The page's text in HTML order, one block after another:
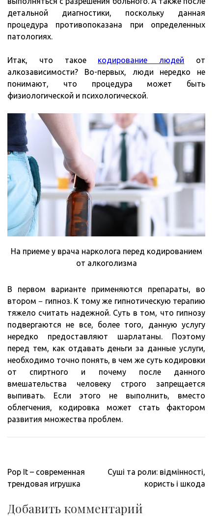
детальной диагностики, поскольку данная
процедура противопоказана при определенных
патологиях.
Итак, что такое кодирование людей от
алкозависимости? Во-первых, люди нередко не
понимают, что процедура может быть
физиологической и психологической.
На приеме у врача нарколога перед кодированием
от алкоголизма
В первом варианте применяются препараты, во
втором − гипноз. К тому же гипнотическую терапию
тяжело считать надежной. Суть в том, что гипнозу
подвергаются не все, более того, данную услугу
нередко предоставляют шарлатаны. Поэтому
перед тем, как отдавать деньги за данные услуги,
необходимо точно понять, в чем же суть кодировки
от спиртного и почему после данного
вмешательства человеку строго запрещается
выпивать. Если этого не выполнить, вместо
облегчения, кодировка может стать фактором
развития множества проблем.
Навигация
по
Pop It – современная
трендовая игрушка
Суші та роли: відмінності,
користь і шкода
Добавить комментарий